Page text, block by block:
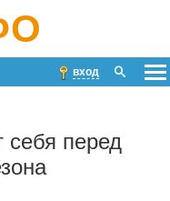
вход
себя перед